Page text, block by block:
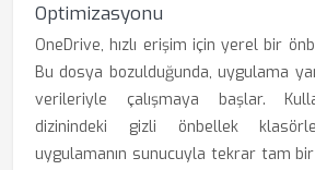
Optimizasyonu
OneDrive, hızlı erişim için yerel bir
Bu dosya bozulduğunda, uygulama
verileriyle çalışmaya başlar.
dizinindeki gizli önbellek
uygulamanın sunucuyla tekrar tam bir